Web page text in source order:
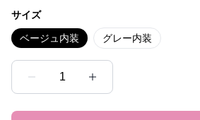
サイズ
ベージュ内装 グレー内装
1